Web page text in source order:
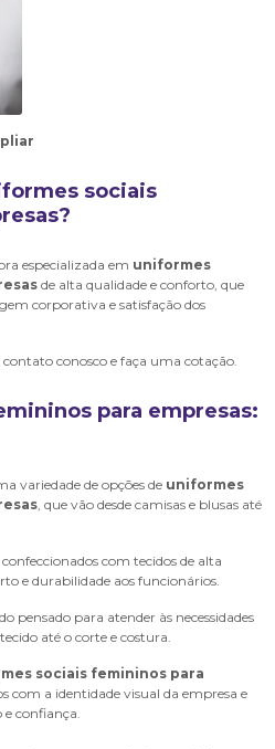
sociais
?
especializada em uniformes
de alta qualidade e conforto, que
corporativa e satisfação dos
conosco e faça uma cotação.
para empresas:
variedade de opções de uniformes
, que vão desde camisas e blusas até
com tecidos de alta
e durabilidade aos funcionários.
pensado para atender às necessidades
até o corte e costura.
sociais femininos para
com a identidade visual da empresa e
confiança.